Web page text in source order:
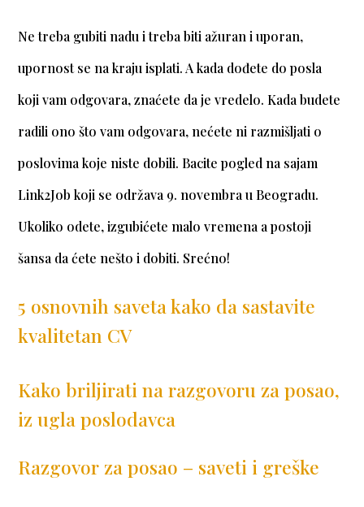
Ne treba gubiti nadu i treba biti ažuran i uporan,
upornost se na kraju isplati. A kada dođete do posla
koji vam odgovara, znaćete da je vredelo. Kada budete
radili ono što vam odgovara, nećete ni razmišljati o
poslovima koje niste dobili. Bacite pogled na sajam
Link2Job koji se održava 9. novembra u Beogradu.
Ukoliko odete, izgubićete malo vremena a postoji
šansa da ćete nešto i dobiti. Srećno!
5 osnovnih saveta kako da sastavite
kvalitetan CV
Kako briljirati na razgovoru za posao,
iz ugla poslodavca
Razgovor za posao – saveti i greške